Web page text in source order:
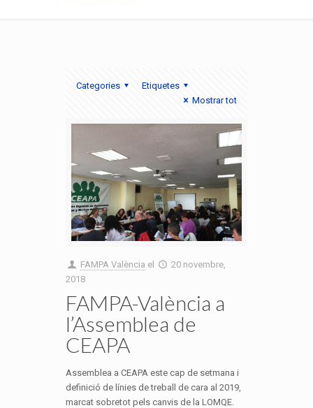
Categories
Etiquetes
Mostrar tot
FAMPA València el
20 novembre,
2018
FAMPA-València a
l’Assemblea de
CEAPA
Assemblea a CEAPA este cap de setmana i
definició de línies de treball de cara al 2019,
marcat sobretot pels canvis de la LOMQE.